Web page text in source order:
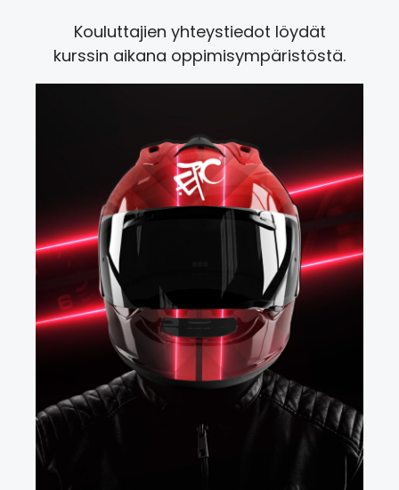
Kouluttajien yhteystiedot löydät
kurssin aikana oppimisympäristöstä.